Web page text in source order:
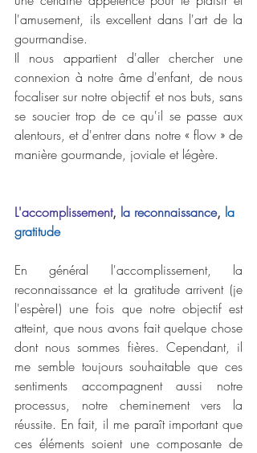
l'amusement, ils excellent dans l'art de la
gourmandise.
Il nous appartient d'aller chercher une
connexion à notre âme d'enfant, de nous
focaliser sur notre objectif et nos buts, sans
se soucier trop de ce qu'il se passe aux
alentours, et d'entrer dans notre « flow » de
manière gourmande, joviale et légère.
L'accomplissement, la reconnaissance, la
gratitude
En général l'accomplissement, la
reconnaissance et la gratitude arrivent (je
l'espère!) une fois que notre objectif est
atteint, que nous avons fait quelque chose
dont nous sommes fières. Cependant, il
me semble toujours souhaitable que ces
sentiments accompagnent aussi notre
processus, notre cheminement vers la
réussite. En fait, il me paraît important que
ces éléments soient une composante de